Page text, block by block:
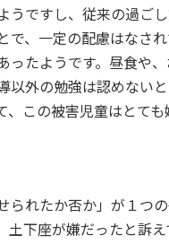
うですし、従来の過ご
、一定の配慮はなされ
たようです。昼食や
以外の勉強は認めない
、この被害児童はとて
れたか否か」が１つ
下座が嫌だったと訴